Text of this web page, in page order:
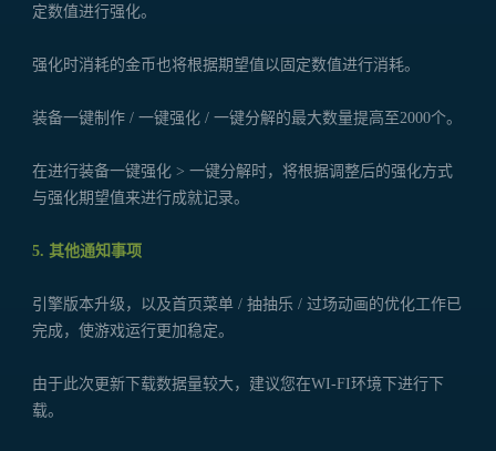
定数值进行强化。
强化时消耗的金币也将根据期望值以固定数值进行消耗。
装备一键制作 / 一键强化 / 一键分解的最大数量提高至2000个。
在进行装备一键强化 > 一键分解时，将根据调整后的强化方式
与强化期望值来进行成就记录。
5. 其他通知事项
引擎版本升级，以及首页菜单 / 抽抽乐 / 过场动画的优化工作已
完成，使游戏运行更加稳定。
由于此次更新下载数据量较大，建议您在WI-FI环境下进行下
载。